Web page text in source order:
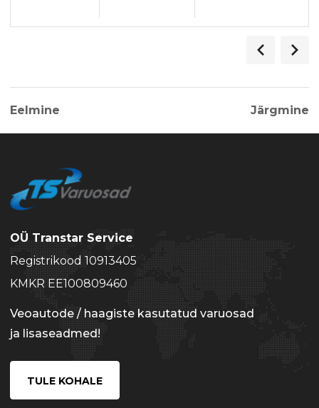
Eelmine Järgmine
OÜ Transtar Service
Registrikood 10913405
KMKR EE100809460
Veoautode / haagiste kasutatud varuosad
ja lisaseadmed!
TULE KOHALE